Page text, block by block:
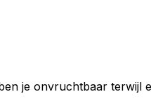
je onvruchtbaar terwijl